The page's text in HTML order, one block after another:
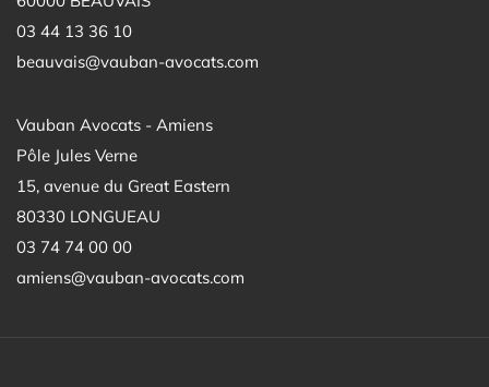
03 44 13 36 10
beauvais@vauban-avocats.com
Vauban Avocats - Amiens
Pôle Jules Verne
15, avenue du Great Eastern
80330 LONGUEAU
03 74 74 00 00
amiens@vauban-avocats.com